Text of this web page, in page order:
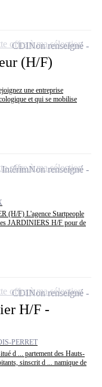
(H/F)
une entreprise
et qui se mobilise
CDINon renseigné
offre à ma sélection
(H/F) L'agence Startpeople
JARDINIERS H/F pour de
IntérimNon renseigné
offre à ma sélection
H/F -
PERRET
d ... partement des Hauts-
sinscrit d ... namique de
CDINon renseigné
offre à ma sélection